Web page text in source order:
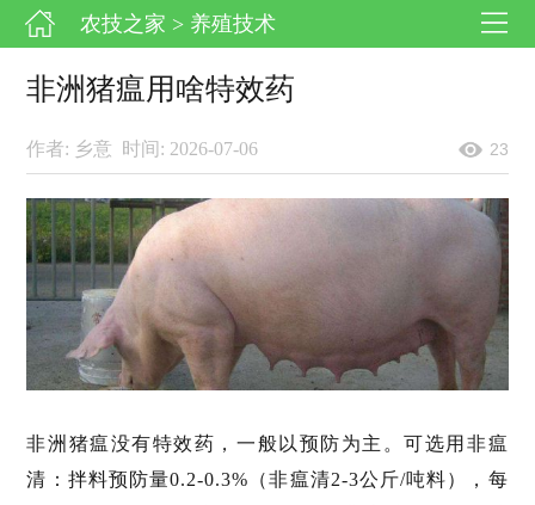
农技之家 > 养殖技术
非洲猪瘟用啥特效药
作者: 乡意 时间: 2026-07-06 23
非洲猪瘟没有特效药，一般以预防为主。可选用非瘟
清：拌料预防量0.2-0.3%（非瘟清2-3公斤/吨料），每